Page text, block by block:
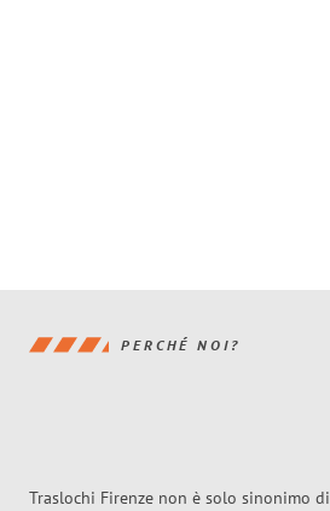
PERCHÉ NOI?
Traslochi Firenze non è solo sinonimo di